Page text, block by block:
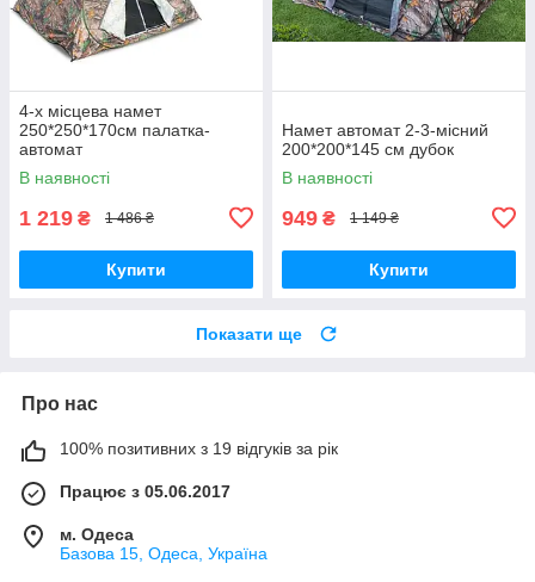
4-х місцева намет
250*250*170cм палатка-
автомат
В наявності
1 219 ₴ 1 486 ₴
Купити
Намет автомат 2-3-місний
200*200*145 см дубок
В наявності
949 ₴ 1 149 ₴
Купити
Показати ще
Про нас
100% позитивних з 19 відгуків за рік
Працює з 05.06.2017
м. Одеса
Базова 15, Одеса, Україна